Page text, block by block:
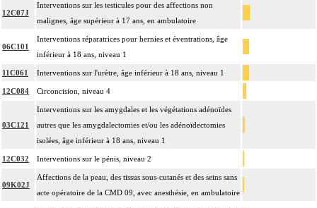
12C07J
Interventions sur les testicules pour des affections non
malignes, âge supérieur à 17 ans, en ambulatoire
06C101
Interventions réparatrices pour hernies et éventrations, âge
inférieur à 18 ans, niveau 1
11C061 Interventions sur l'urètre, âge inférieur à 18 ans, niveau 1
12C084 Circoncision, niveau 4
03C121
Interventions sur les amygdales et les végétations adénoïdes
autres que les amygdalectomies et/ou les adénoïdectomies
isolées, âge inférieur à 18 ans, niveau 1
12C032 Interventions sur le pénis, niveau 2
09K02J
Affections de la peau, des tissus sous-cutanés et des seins sans
acte opératoire de la CMD 09, avec anesthésie, en ambulatoire